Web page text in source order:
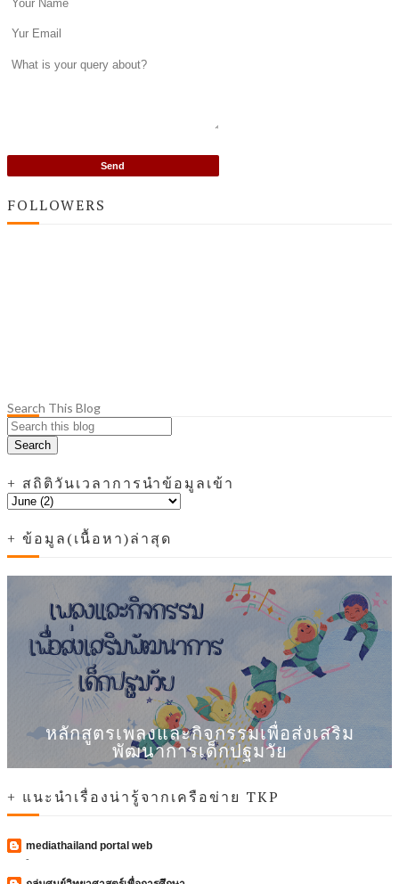
FOLLOWERS
Search This Blog
+ สถิติวันเวลาการนำข้อมูลเข้า
+ ข้อมูล(เนื้อหา)ล่าสุด
หลักสูตรเพลงและกิจกรรมเพื่อส่งเสริม
พัฒนาการเด็กปฐมวัย
+ แนะนำเรื่องน่ารู้จากเครือข่าย TKP
mediathailand portal web
-